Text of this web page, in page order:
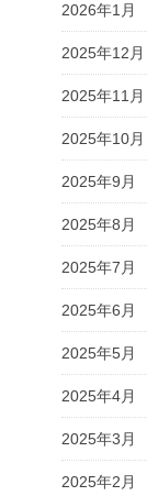
2026年1月
2025年12月
2025年11月
2025年10月
2025年9月
2025年8月
2025年7月
2025年6月
2025年5月
2025年4月
2025年3月
2025年2月